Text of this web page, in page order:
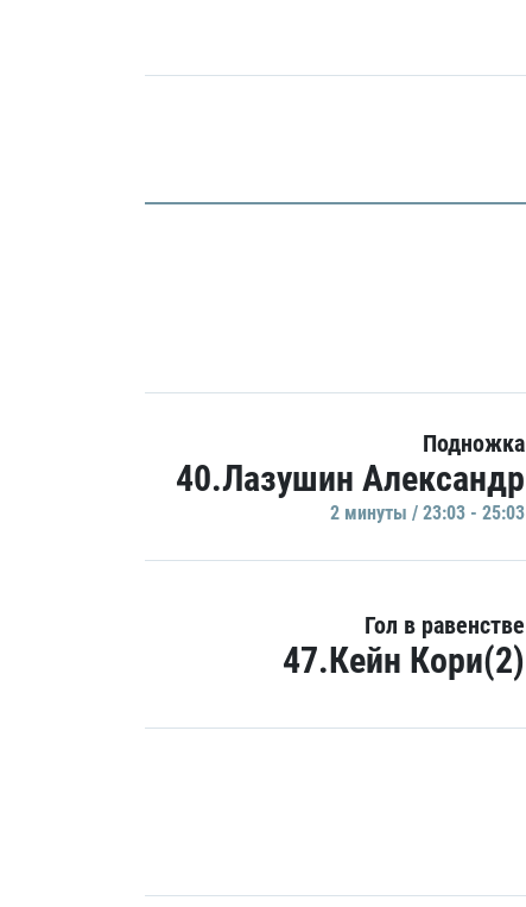
Подножка
40.Лазушин Александр
2 минуты / 23:03 - 25:03
Гол в равенстве
47.Кейн Кори(2)